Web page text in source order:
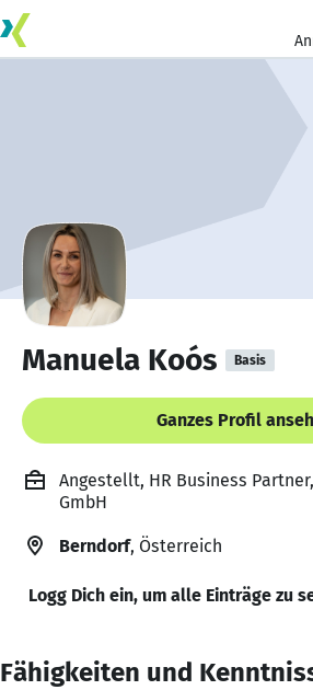
Manuela Koós Basis
Ganzes Profil
Angestellt, HR Business
GmbH
Berndorf, Österreich
Logg Dich ein, um alle Einträge zu
Fähigkeiten und